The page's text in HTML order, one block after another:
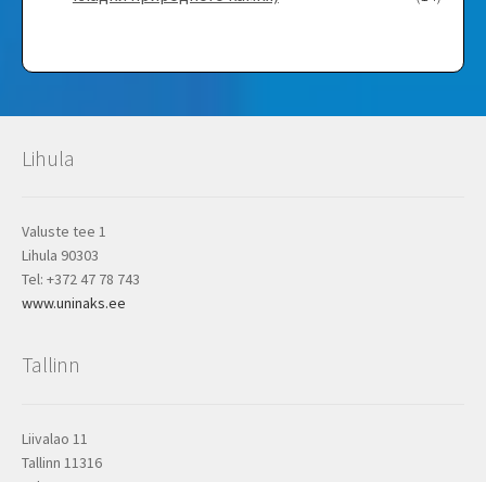
Lihula
Valuste tee 1
Lihula 90303
Tel: +372 47 78 743
www.uninaks.ee
Tallinn
Liivalao 11
Tallinn 11316